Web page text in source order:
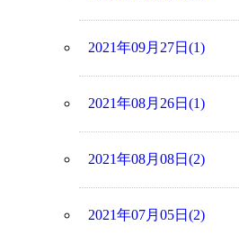
2021年09月27日(1)
2021年08月26日(1)
2021年08月08日(2)
2021年07月05日(2)